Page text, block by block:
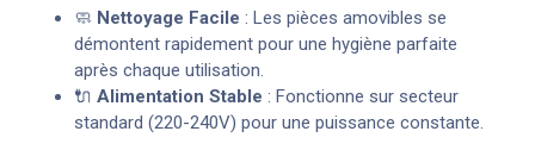
🧼 Nettoyage Facile : Les pièces amovibles se
démontent rapidement pour une hygiène parfaite
après chaque utilisation.
🔌 Alimentation Stable : Fonctionne sur secteur
standard (220-240V) pour une puissance constante.